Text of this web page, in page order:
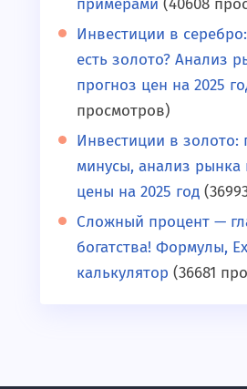
примерами (40608
Инвестиции в
есть золото? Анализ
прогноз цен на 2025
просмотров)
Инвестиции в золото:
минусы, анализ рынка
цены на 2025 год
Сложный процент —
богатства! Формулы,
калькулятор (36681